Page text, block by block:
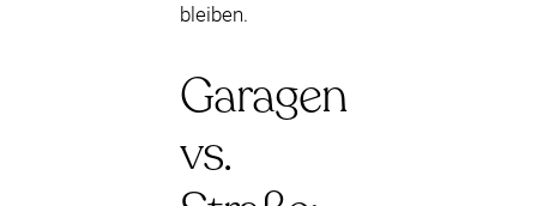
bleiben.
Garagen
vs.